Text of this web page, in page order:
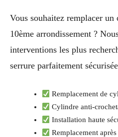
Vous souhaitez remplacer
10ème arrondissement ?
interventions les plus
serrure parfaitement
Remplacement de
Cylindre anti-
Installation haute
Remplacement